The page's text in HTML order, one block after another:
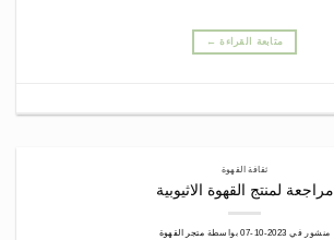
متابعة القراءة ←
ثقافة القهوة
مراجعة لمنتج القهوة الاثيوبية
منشور في 2023-10-07 بواسطة متجر القهوة